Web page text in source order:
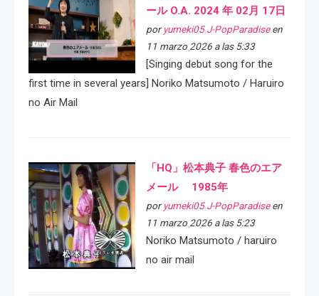
ール O.A. 2024 年 02月 17日
por yumeki05 J-PopParadiseen
11 marzo 2026 a las 5:33
[Singing debut song for the
first time in several years] Noriko Matsumoto / Haruiro
no Air Mail
「HQ」松本典子 春色のエア
メール 1985年
por yumeki05 J-PopParadiseen
11 marzo 2026 a las 5:23
Noriko Matsumoto / haruiro
no air mail